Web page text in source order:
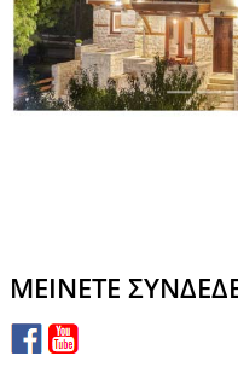
ΜΕΊΝΕΤΕ